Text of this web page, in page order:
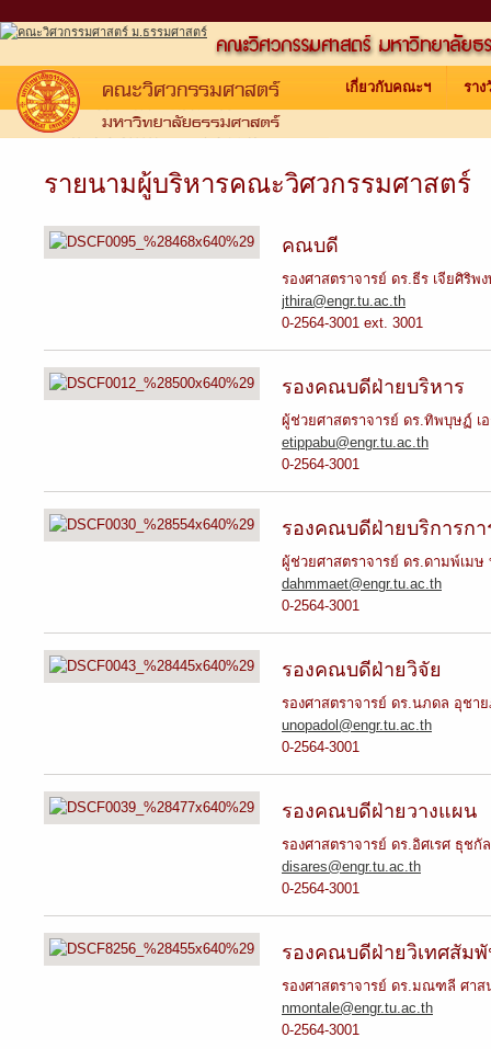
เกี่ยวกับคณะฯ ราง
รายนามผู้บริหารคณะวิศวกรรมศาสตร์
คณบดี
รองศาสตราจารย์ ดร.ธีร เจียศิริพ
jthira@engr.tu.ac.th
0-2564-3001 ext. 3001
รองคณบดีฝ่ายบริหาร
ผู้ช่วยศาสตราจารย์ ดร.ทิพบุษฏ์ เ
etippabu@engr.tu.ac.th
0-2564-3001
รองคณบดีฝ่ายบริการก
ผู้ช่วยศาสตราจารย์ ดร.ดามพ์เมษ
dahmmaet@engr.tu.ac.th
0-2564-3001
รองคณบดีฝ่ายวิจัย
รองศาสตราจารย์ ดร.นภดล อุชา
unopadol@engr.tu.ac.th
0-2564-3001
รองคณบดีฝ่ายวางแผน
รองศาสตราจารย์ ดร.อิศเรศ ธุชกั
disares@engr.tu.ac.th
0-2564-3001
รองคณบดีฝ่ายวิเทศสัม
รองศาสตราจารย์ ดร.มณฑลี ศา
nmontale@engr.tu.ac.th
0-2564-3001